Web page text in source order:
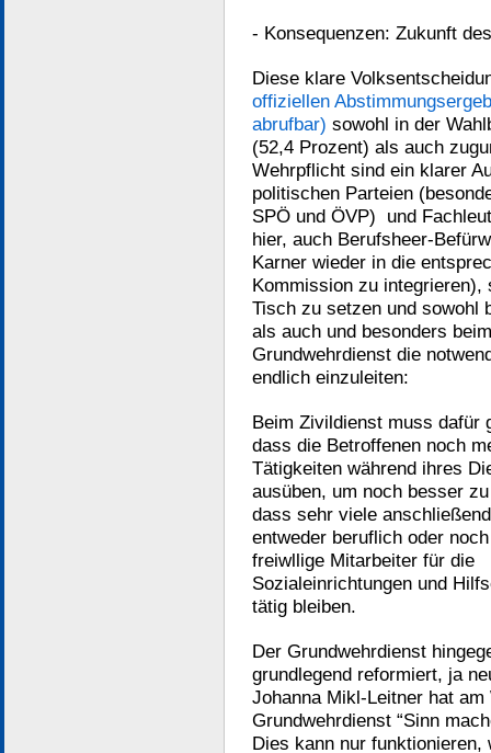
- Konsequenzen: Zukunft
Diese klare
offiziellen
abrufbar) sowohl in der
(52,4 Prozent) als auch
Wehrpflicht sind ein klarer
politischen Parteien
SPÖ und ÖVP) und
hier, auch Berufsheer-
Karner wieder in die
Kommission zu integrieren),
Tisch zu setzen und sowohl
als auch und besonders beim
Grundwehrdienst die
endlich einzuleiten:
Beim Zivildienst muss dafür
dass die Betroffenen noch
Tätigkeiten während ihres
ausüben, um noch besser
dass sehr viele
entweder beruflich oder
freiwllige Mitarbeiter für die
Sozialeinrichtungen und
tätig bleiben.
Der Grundwehrdienst
grundlegend reformiert, ja
Johanna Mikl-Leitner hat
Grundwehrdienst “Sinn
Dies kann nur funktionieren,